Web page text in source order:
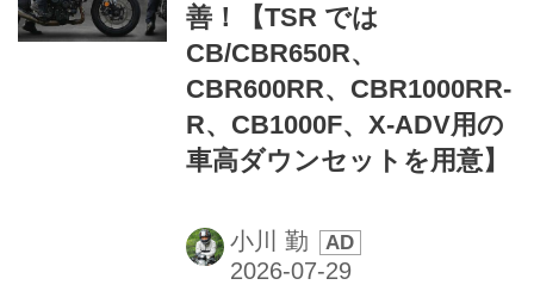
善！【TSR では
CB/CBR650R、
CBR600RR、CBR1000RR-
R、CB1000F、X-ADV用の
車高ダウンセットを用意】
小川 勤